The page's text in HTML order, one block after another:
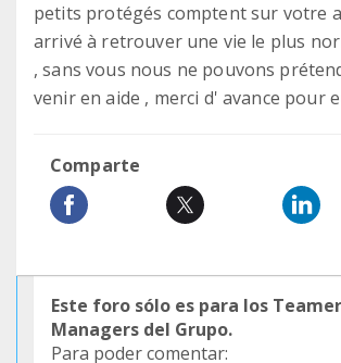
petits protégés comptent sur votre
arrivé à retrouver une vie le plus
, sans vous nous ne pouvons
venir en aide , merci d' avance pour
Comparte
Este foro sólo es para los
Managers del Grupo.
Para poder comentar: